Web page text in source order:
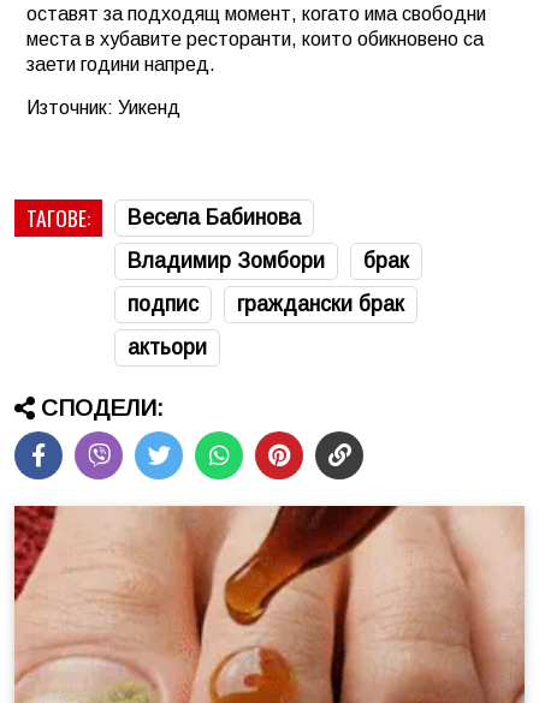
оставят за подходящ момент, когато има свободни
места в хубавите ресторанти, които обикновено са
заети години напред.
Източник: Уикенд
ТАГОВЕ:
Весела Бабинова
Владимир Зомбори
брак
подпис
граждански брак
актьори
СПОДЕЛИ: